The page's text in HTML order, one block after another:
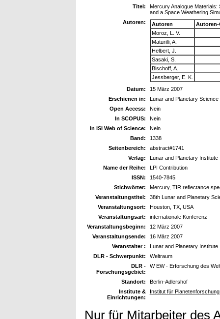
Titel:
Mercury Analogue
and a Space Weathering
Autoren:
Autoren
Autoren-
Moroz, L. V.
Maturilli, A.
Helbert, J.
Sasaki, S.
Bischoff, A.
Jessberger, E. K.
Datum:
15 März 2007
Erschienen in:
Lunar and Planetary Science
Open Access:
Nein
In SCOPUS:
Nein
In ISI Web of Science:
Nein
Band:
1338
Seitenbereich:
abstract#1741
Verlag:
Lunar and Planetary Institute
Name der Reihe:
LPI Contribution
ISSN:
1540-7845
Stichwörter:
Mercury, TIR reflectance
Veranstaltungstitel:
38th Lunar and Planetary
Veranstaltungsort:
Houston, TX, USA
Veranstaltungsart:
internationale Konferenz
Veranstaltungsbeginn:
12 März 2007
Veranstaltungsende:
16 März 2007
Veranstalter :
Lunar and Planetary Institute
DLR - Schwerpunkt:
Weltraum
DLR -
Forschungsgebiet:
W EW - Erforschung des
Standort:
Berlin-Adlershof
Institute &
Einrichtungen:
Institut für
Nur für Mitarbeiter des